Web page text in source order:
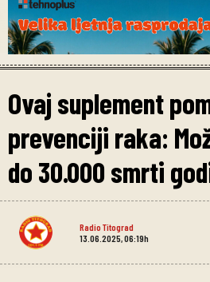
Ovaj suplement
prevenciji raka:
do 30.000 smrti
Radio Titograd
13.06.2025, 06:19h